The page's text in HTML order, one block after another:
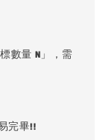
數量 N」，需
完畢!!